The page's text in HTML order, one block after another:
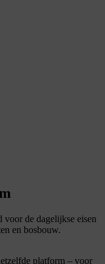
voor de dagelijkse eisen
en bosbouw.
platform – voor